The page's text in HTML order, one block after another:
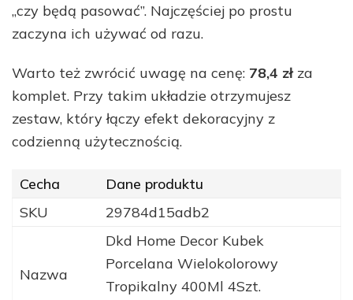
„czy będą pasować”. Najczęściej po prostu
zaczyna ich używać od razu.
Warto też zwrócić uwagę na cenę: 78,4 złza
komplet. Przy takim układzie otrzymujesz
zestaw, który łączy efekt dekoracyjny z
codzienną użytecznością.
Cecha
Dane produktu
SKU
29784d15adb2
Nazwa
Dkd Home Decor Kubek
Porcelana Wielokolorowy
Tropikalny 400Ml 4Szt.